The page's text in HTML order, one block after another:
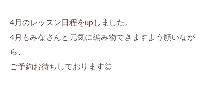
4月のレッスン日程をupしました。
4月もみなさんと元気に編み物できますよう願いなが
ら、
ご予約お待ちしております◎